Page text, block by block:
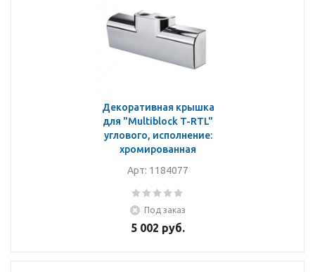
Декоративная крышка
для "Multiblock T-RTL"
углового, исполнение:
хромированная
Арт: 1184077
Под заказ
5 002 руб.